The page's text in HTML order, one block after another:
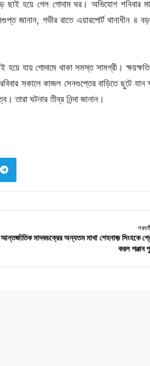
হয়ে গেল গোদাম ঘর। অভিযোগ শনিবার
গভীর রাতে এয়ারপোর্ট থানাধীন ৪
যায় গোদামে থাকা সমস্ত সামগ্রী।
সকালে কাজল সেনগুপ্তের বাড়িতে ছুটে যান
ঘটনার তীব্র নিন্দা জানান।
আন্তর্জাতিক মাদকচক্রের অন্যতম মাথা শেহনাজ় সিংহকে
করল পঞ্জাব